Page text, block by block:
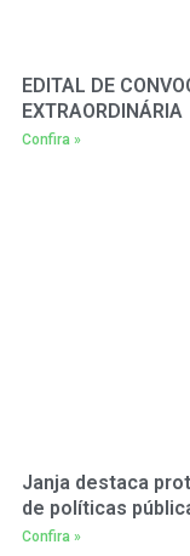
EDITAL DE
EXTRAORDINÁRIA
Confira »
Janja destaca
de políticas
Confira »